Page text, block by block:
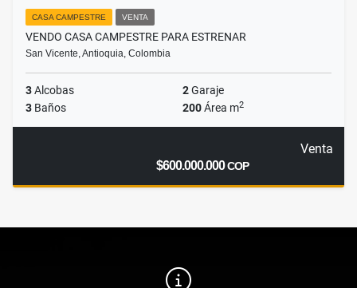
CASA CAMPESTRE VENTA
VENDO CASA CAMPESTRE PARA ESTRENAR
San Vicente, Antioquia, Colombia
3Alcobas 2Garaje
3 Baños 200Área m2
Venta
$600.000.000COP